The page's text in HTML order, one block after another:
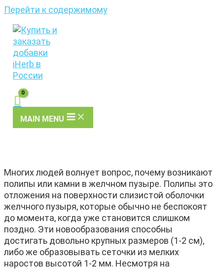
Перейти к содержимому
MAIN MENU
Многих людей волнует вопрос, почему возникают
полипы или камни в желчном пузыре. Полипы это
отложения на поверхности слизистой оболочки
желчного пузыря, которые обычно не беспокоят
до момента, когда уже становится слишком
поздно. Эти новообразования способны
достигать довольно крупных размеров (1-2 см),
либо же образовывать сеточки из мелких
наростов высотой 1-2 мм. Несмотря на